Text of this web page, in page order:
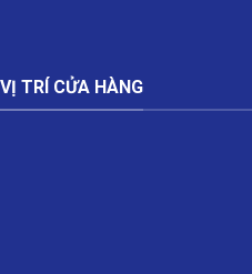
VỊ TRÍ CỬA HÀNG